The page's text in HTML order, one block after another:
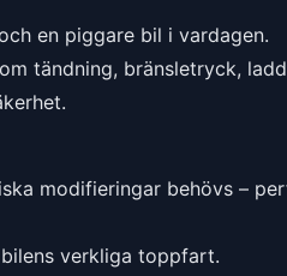
en piggare bil i vardagen.
tändning, bränsletryck,
modifieringar behövs –
verkliga toppfart.